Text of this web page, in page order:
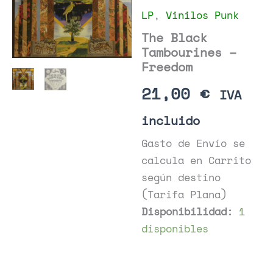
LP,Vinilos Punk
The Black
Tambourines –
Freedom
21,00 € IVA
incluido
Gasto de Envío se
calcula en Carrito
según destino
(Tarifa Plana)
Disponibilidad: 1
disponibles